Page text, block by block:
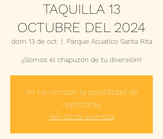
TAQUILLA 13
OCTUBRE DEL 2024
dom 13 de oct
  |
Parque Acuatico Santa Rita
¡¡Somos el chapuzón de tu diversión!!
Se ha cerrado la posibilidad de
registrarse
Ver otros eventos